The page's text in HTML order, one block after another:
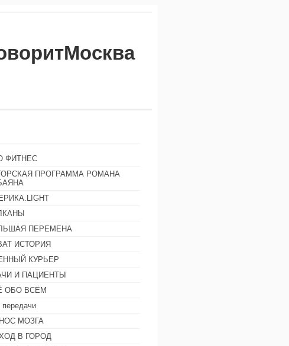
ФИТНЕС
ПРОГРАММА РОМАНА
ПЕРЕМЕНА
ИСТОРИЯ
КУРЬЕР
И ПАЦИЕНТЫ
ОБО ВСЁМ
передачи
МОЗГА
В ГОРОД